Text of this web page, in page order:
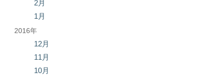
2月
1月
2016年
12月
11月
10月